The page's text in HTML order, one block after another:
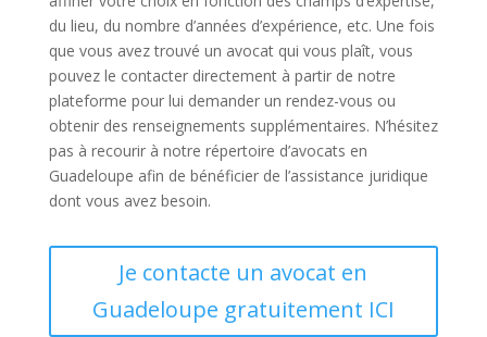
du lieu, du nombre d’années d’expérience, etc. Une fois
que vous avez trouvé un avocat qui vous plaît, vous
pouvez le contacter directement à partir de notre
plateforme pour lui demander un rendez-vous ou
obtenir des renseignements supplémentaires. N’hésitez
pas à recourir à notre répertoire d’avocats en
Guadeloupe afin de bénéficier de l’assistance juridique
dont vous avez besoin.
Je contacte un avocat en
Guadeloupe gratuitement ICI